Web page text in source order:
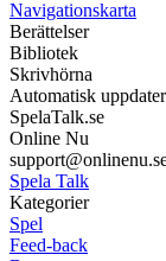
Navigationskarta
Berättelser
Bibliotek
Skrivhörna
Automatisk
SpelaTalk.se
Online Nu
Spela Talk
Kategorier
Spel
Feed-back